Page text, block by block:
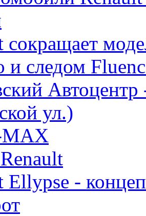
сокращает
и следом
ул.)
MAX
Ellypse -